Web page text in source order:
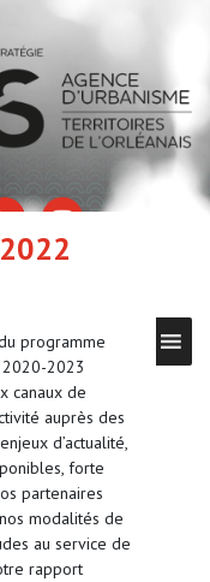
programme
2023
canaux de
auprès des
d’actualité,
forte
partenaires
modalités de
au service de
rapport